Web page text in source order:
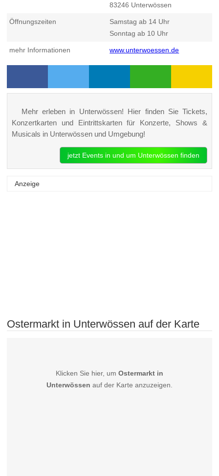
83246 Unterwössen
Öffnungszeiten
Samstag ab 14 Uhr
Sonntag ab 10 Uhr
mehr Informationen www.unterwoessen.de
Mehr erleben in Unterwössen! Hier finden Sie Tickets,
Konzertkarten und Eintrittskarten für Konzerte, Shows &
Musicals in Unterwössen und Umgebung!
jetzt Events in und um Unterwössen finden
Anzeige
Ostermarkt in Unterwössen auf der Karte
Klicken Sie hier, um Ostermarkt in
Unterwössen auf der Karte anzuzeigen.